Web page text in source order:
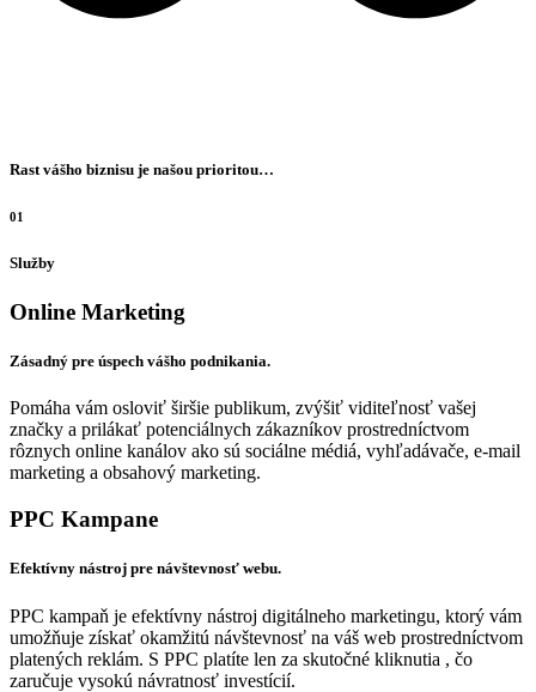
Rast vášho biznisu je našou prioritou…
01
Služby
Online Marketing
Zásadný pre úspech vášho podnikania.
Pomáha vám osloviť širšie publikum, zvýšiť viditeľnosť vašej
značky a prilákať potenciálnych zákazníkov prostredníctvom
rôznych online kanálov ako sú sociálne médiá, vyhľadávače, e-mail
marketing a obsahový marketing.
PPC Kampane
Efektívny nástroj pre návštevnosť webu.
PPC kampaň je efektívny nástroj digitálneho marketingu, ktorý vám
umožňuje získať okamžitú návštevnosť na váš web prostredníctvom
platených reklám. S PPC platíte len za skutočné kliknutia , čo
zaručuje vysokú návratnosť investícií.